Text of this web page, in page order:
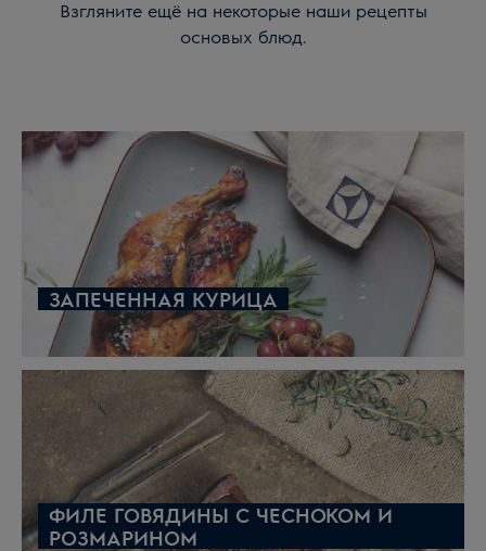
Взгляните ещё на некоторые наши рецепты
основых блюд.
ЗАПЕЧЕННАЯ КУРИЦА
ФИЛЕ ГОВЯДИНЫ С ЧЕСНОКОМ И
РОЗМАРИНОМ